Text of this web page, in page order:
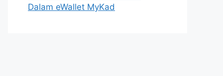
Dalam eWallet MyKad